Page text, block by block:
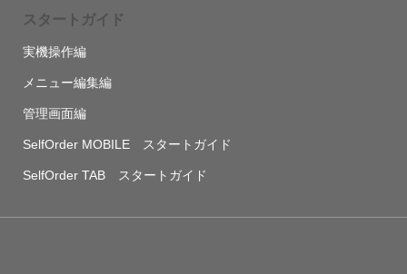
スタートガイド
実機操作編
メニュー編集編
管理画面編
SelfOrder MOBILE スタートガイド
SelfOrder TAB スタートガイド